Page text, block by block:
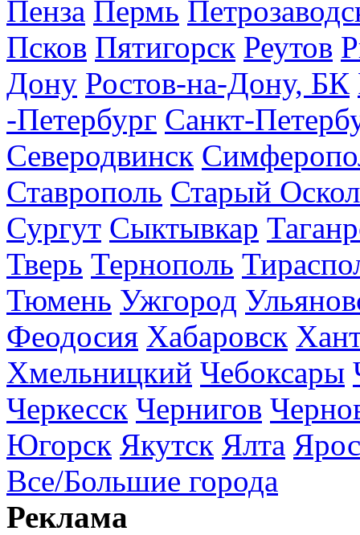
Пенза Пермь
Псков Пятигорск Реутов
Дону Ростов-на-Дону, БК
-Петербург Санкт-
Северодвинск
Ставрополь Старый Оскол
Сургут Сыктывкар
Тверь Тернополь
Тюмень Ужгород
Феодосия Хабаровск
Хмельницкий Чебоксары
Черкесск Чернигов
Югорск Якутск Ялта
Все/Большие города
Реклама